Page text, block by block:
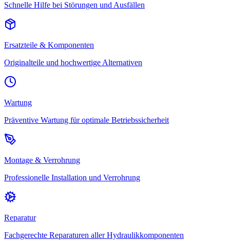
Schnelle Hilfe bei Störungen und Ausfällen
Ersatzteile & Komponenten
Originalteile und hochwertige Alternativen
Wartung
Präventive Wartung für optimale Betriebssicherheit
Montage & Verrohrung
Professionelle Installation und Verrohrung
Reparatur
Fachgerechte Reparaturen aller Hydraulikkomponenten